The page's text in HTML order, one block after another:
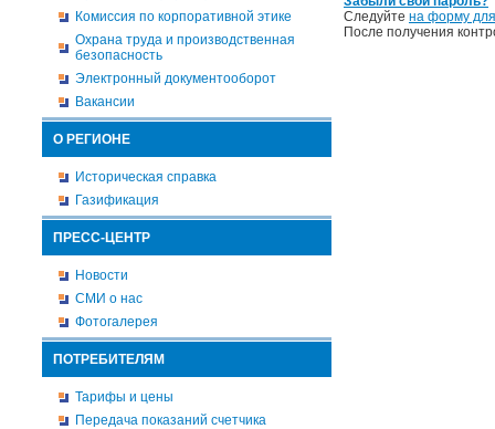
Комиссия по корпоративной этике
Охрана труда и производственная
безопасность
Электронный документооборот
Вакансии
О РЕГИОНЕ
Историческая справка
Газификация
ПРЕСС-ЦЕНТР
Новости
СМИ о нас
Фотогалерея
ПОТРЕБИТЕЛЯМ
Тарифы и цены
Передача показаний счетчика
Следуйте на форму
После получения